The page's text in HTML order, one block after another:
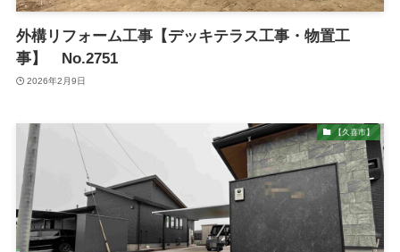
外構リフォーム工事【デッキテラス工事・物置工
事】 No.2751
2026年2月9日
【久喜市】